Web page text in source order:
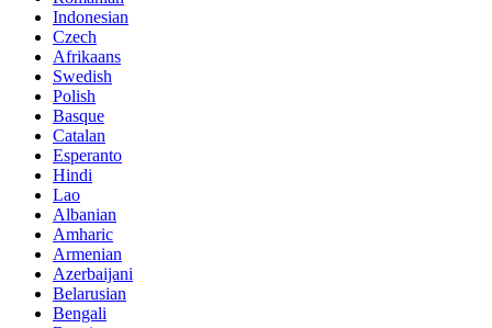
Indonesian
Czech
Afrikaans
Swedish
Polish
Basque
Catalan
Esperanto
Hindi
Lao
Albanian
Amharic
Armenian
Azerbaijani
Belarusian
Bengali